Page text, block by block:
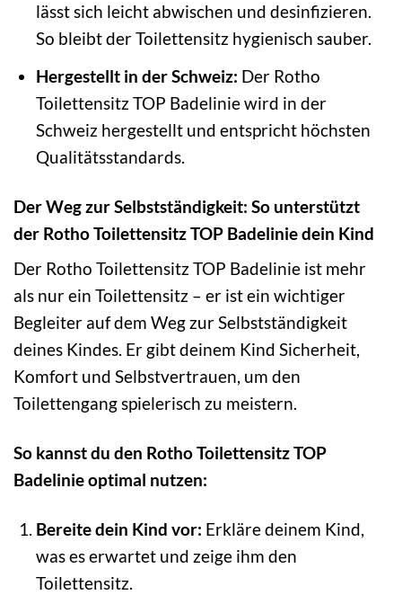
lässt sich leicht abwischen und desinfizieren.
So bleibt der Toilettensitz hygienisch sauber.
Hergestellt in der Schweiz: Der Rotho
Toilettensitz TOP Badelinie wird in der
Schweiz hergestellt und entspricht höchsten
Qualitätsstandards.
Der Weg zur Selbstständigkeit: So unterstützt
der Rotho Toilettensitz TOP Badelinie dein Kind
Der Rotho Toilettensitz TOP Badelinie ist mehr
als nur ein Toilettensitz – er ist ein wichtiger
Begleiter auf dem Weg zur Selbstständigkeit
deines Kindes. Er gibt deinem Kind Sicherheit,
Komfort und Selbstvertrauen, um den
Toilettengang spielerisch zu meistern.
So kannst du den Rotho Toilettensitz TOP
Badelinie optimal nutzen:
Bereite dein Kind vor: Erkläre deinem Kind,
was es erwartet und zeige ihm den
Toilettensitz.